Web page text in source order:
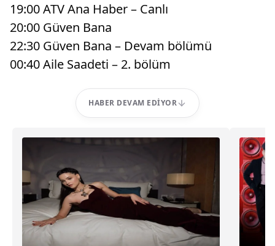
19:00 ATV Ana Haber – Canlı
20:00 Güven Bana
22:30 Güven Bana – Devam bölümü
00:40 Aile Saadeti – 2. bölüm
HABER DEVAM EDIYOR